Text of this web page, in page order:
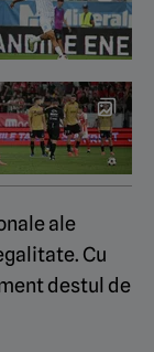
ale
Cu
destul de